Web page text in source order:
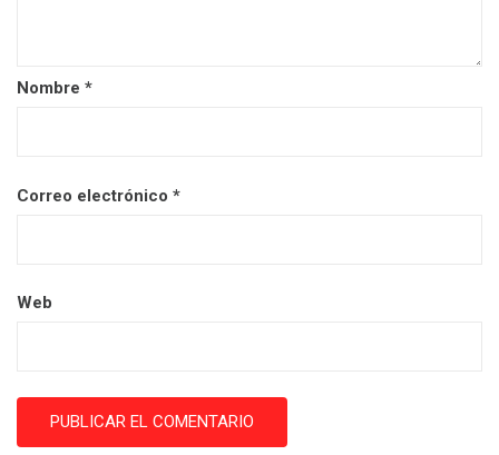
Nombre *
Correo electrónico *
Web